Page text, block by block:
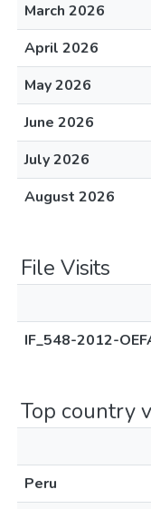
March 2026
April 2026
May 2026
June 2026
July 2026
August 2026
File Visits
IF_548-2012-
Top country
Peru